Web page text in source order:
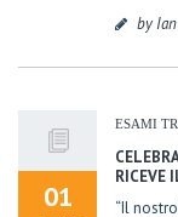
by
01
ESAMI
RICEVE
“Il